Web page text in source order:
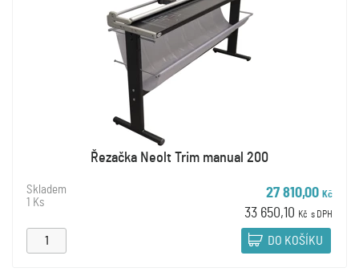
Řezačka Neolt Trim manual 200
Skladem
1 Ks
27 810,00 Kč
33 650,10 Kč s DPH
DO KOŠÍKU